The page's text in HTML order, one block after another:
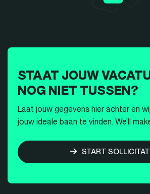
STAAT JOUW
NOG NIET TUSSEN?
Laat jouw gegevens hier achter en
jouw ideale baan te vinden. We’ll
START